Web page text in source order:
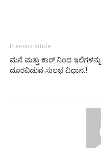
Previous article
ಮನೆ ಮತ್ತು ಕಾರ್ ನಿಂದ ಇಲಿಗಳನ್ನು
ದೂರವಿಡುವ ಸುಲಭ ವಿಧಾನ.!